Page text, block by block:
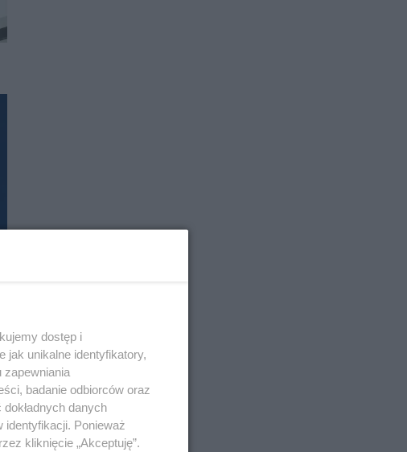
dostęp i
jak unikalne identyfikatory,
zapewniania
badanie odbiorców oraz
danych
Ponieważ
kliknięcie „Akceptuję”.